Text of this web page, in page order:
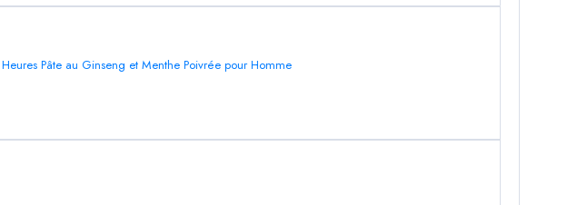
Pâte au Ginseng et Menthe Poivrée pour Homme